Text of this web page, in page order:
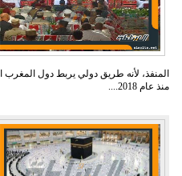
المنفذ، لأنه طريق دولي يربط دول
منذ عام 2018....